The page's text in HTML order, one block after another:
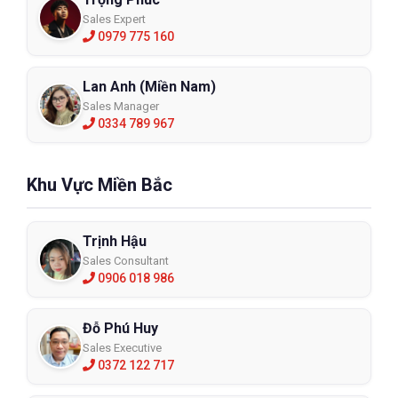
các ký hiệu loại khí mà phin lọc này có thể chống được như Clo,
Hydrogen Clorua, Sulfur Dioxide, Hydrogen Fluoride, Clo Dioxide
và Formaldehyd. Các sản phẩm tiêu biểu có thể kể đến như
Màu vàng - Hỗn hợp hơi khí gas và hơi hữu cơ ( AG & OV
Các sản phẩm thông dụng của loại phin lọc này có thể kể đến
Sales Expert
0979 775 160
Lan Anh (Miền Nam)
Sales Manager
0334 789 967
Khu Vực Miền Bắc
Trịnh Hậu
Sales Consultant
0906 018 986
Đỗ Phú Huy
Sales Executive
0372 122 717